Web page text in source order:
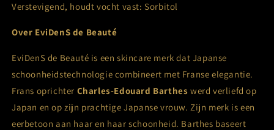
Verstevigend, houdt vocht vast: Sorbitol
Over EviDenS de Beauté
EviDenS de Beauté is een skincare merk dat Japanse
schoonheidstechnologie combineert met Franse elegantie.
Frans oprichter Charles-Edouard Barthes werd verliefd op
Japan en op zijn prachtige Japanse vrouw. Zijn merk is een
eerbetoon aan haar en haar schoonheid. Barthes baseert